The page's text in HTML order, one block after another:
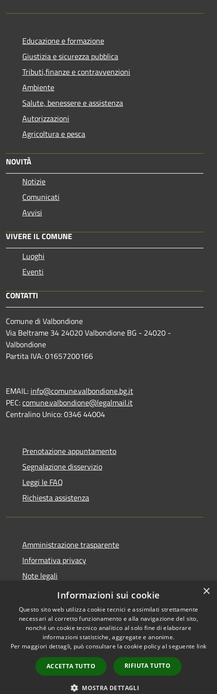
Educazione e formazione
Giustizia e sicurezza pubblica
Tributi,finanze e contravvenzioni
Ambiente
Salute, benessere e assistenza
Autorizzazioni
Agricoltura e pesca
NOVITÀ
Notizie
Comunicati
Avvisi
VIVERE IL COMUNE
Luoghi
Eventi
CONTATTI
Comune di Valbondione
Via Beltrame 34 24020 Valbondione BG - 24020 -
Valbondione
Partita IVA: 01657200166
EMAIL: info@comune.valbondione.bg.it
PEC:comune.valbondione@legalmail.it
Centralino Unico: 0346 44004
Prenotazione appuntamento
Segnalazione disservizio
Leggi le FAQ
Richiesta assistenza
Amministrazione trasparente
Informativa privacy
Note legali
Dichiarazione di accessibilità
Accessibilità
Copyright © 2026 • Comune di
Valbondione • Powered by
Municipium•
Accesso
redazione
×
Informazioni sui cookie
Questo sito web utilizza cookie tecnici e assimilati strettamente
necessari al corretto funzionamento e alla navigazione del sito,
nonché un cookie tecnico analitico al solo fine di elaborare
informazioni statistiche, aggregate e anonime.
Per maggiori dettagli, può consultare la cookie policy al seguente link
ACCETTA TUTTO RIFIUTA TUTTO
MOSTRA DETTAGLI